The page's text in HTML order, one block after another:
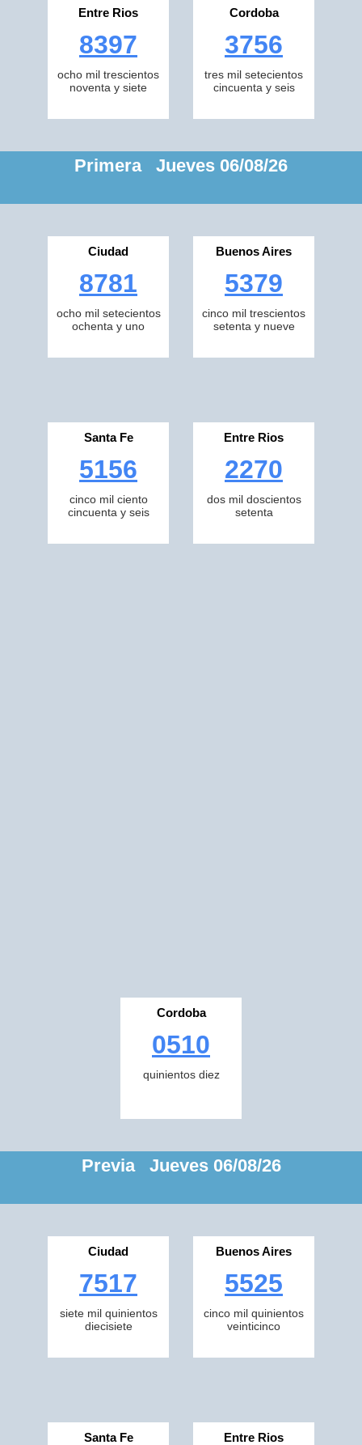
Entre Rios
8397
ocho mil trescientos
noventa y siete
Cordoba
3756
tres mil setecientos
cincuenta y seis
Primera Jueves 06/08/26
Ciudad
8781
ocho mil setecientos
ochenta y uno
Buenos Aires
5379
cinco mil trescientos
setenta y nueve
Santa Fe
5156
cinco mil ciento
cincuenta y seis
Entre Rios
2270
dos mil doscientos
setenta
Cordoba
0510
quinientos diez
Previa Jueves 06/08/26
Ciudad
7517
siete mil quinientos
diecisiete
Buenos Aires
5525
cinco mil quinientos
veinticinco
Santa Fe Entre Rios